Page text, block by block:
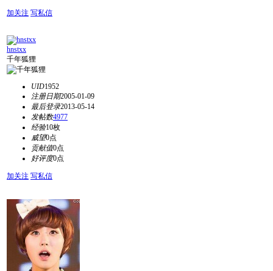
加关注 写私信
hnstxx
千年狐狸
UID1952
注册日期2005-01-09
最后登录2013-05-14
发帖数4977
经验10枚
威望0点
贡献值0点
好评度0点
加关注 写私信